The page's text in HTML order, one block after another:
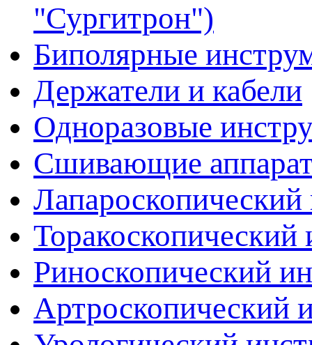
"Сургитрон")
Биполярные
Держатели и кабели
Одноразовые
Сшивающие
Лапароскопический
Торакоскопический
Риноскопический
Артроскопический